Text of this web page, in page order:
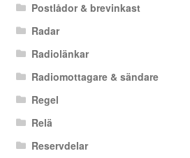
Postlådor & brevinkast
Radar
Radiolänkar
Radiomottagare & sändare
Regel
Relä
Reservdelar